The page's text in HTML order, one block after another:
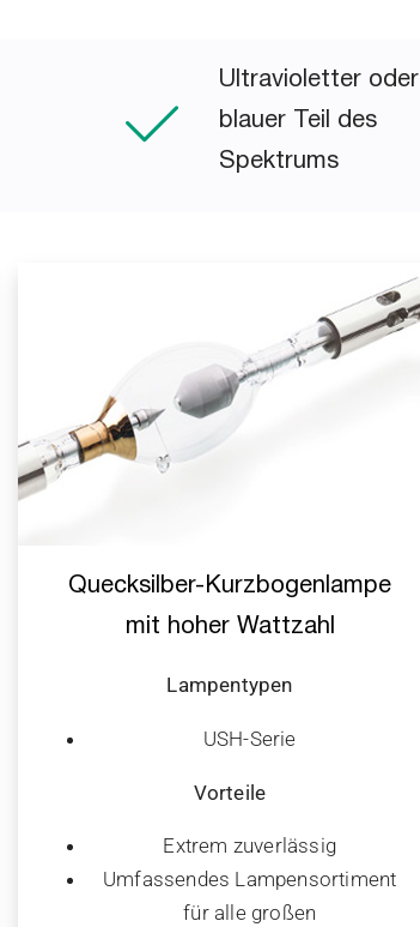
Ultravioletter oder
blauer Teil des
Spektrums
Quecksilber-Kurzbogenlampe
mit hoher Wattzahl
Lampentypen
USH-Serie
Vorteile
Extrem zuverlässig
Umfassendes Lampensortiment
für alle großen